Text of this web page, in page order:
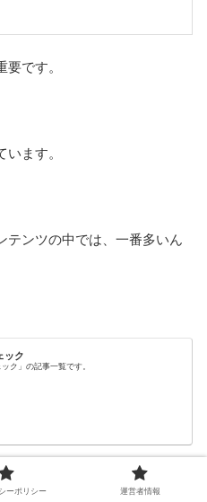
です。
ます。
テンツの中では、一番多いん
ック
ック」の記事一覧です。
ーポリシー 運営者情報